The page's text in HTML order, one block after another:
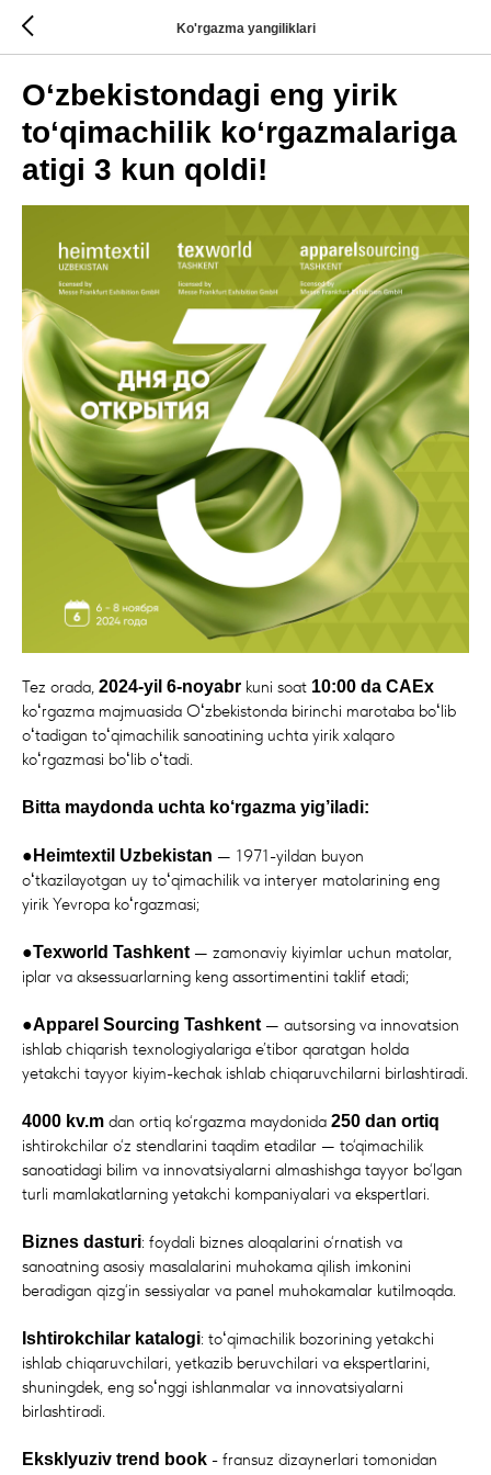
Ko'rgazma yangiliklari
O‘zbekistondagi eng yirik
to‘qimachilik ko‘rgazmalariga
atigi 3 kun qoldi!
Tez orada, 2024-yil 6-noyabr kuni soat 10:00 da CAEx
koʻrgazma majmuasida Oʻzbekistonda birinchi marotaba boʻlib
oʻtadigan toʻqimachilik sanoatining uchta yirik xalqaro
koʻrgazmasi boʻlib oʻtadi.
Bitta maydonda uchta ko‘rgazma yig’iladi:
● Heimtextil Uzbekistan — 1971-yildan buyon
oʻtkazilayotgan uy toʻqimachilik va interyer matolarining eng
yirik Yevropa koʻrgazmasi;
●Texworld Tashkent— zamonaviy kiyimlar uchun matolar,
iplar va aksessuarlarning keng assortimentini taklif etadi;
●Apparel Sourcing Tashkent— autsorsing va innovatsion
ishlab chiqarish texnologiyalariga e’tibor qaratgan holda
yetakchi tayyor kiyim-kechak ishlab chiqaruvchilarni birlashtiradi.
4000 kv.m dan ortiq ko‘rgazma maydonida 250 dan ortiq
ishtirokchilar o‘z stendlarini taqdim etadilar — to‘qimachilik
sanoatidagi bilim va innovatsiyalarni almashishga tayyor bo‘lgan
turli mamlakatlarning yetakchi kompaniyalari va ekspertlari.
Biznes dasturi: foydali biznes aloqalarini o‘rnatish va
sanoatning asosiy masalalarini muhokama qilish imkonini
beradigan qizg‘in sessiyalar va panel muhokamalar kutilmoqda.
Ishtirokchilar katalogi: toʻqimachilik bozorining yetakchi
ishlab chiqaruvchilari, yetkazib beruvchilari va ekspertlarini,
shuningdek, eng soʻnggi ishlanmalar va innovatsiyalarni
birlashtiradi.
Eksklyuziv trend book - fransuz dizaynerlari tomonidan